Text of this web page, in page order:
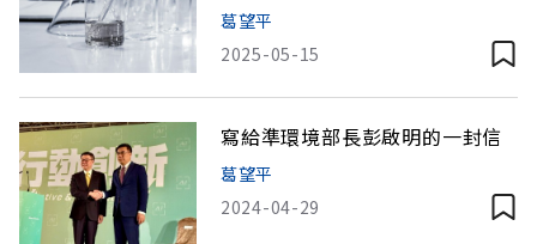
葛望平
2025-05-15
寫給準環境部長彭啟明的一封信
葛望平
2024-04-29